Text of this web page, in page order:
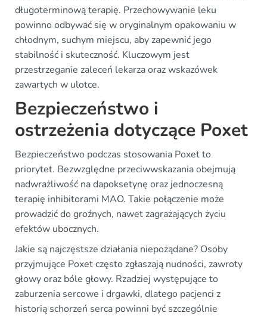
długoterminową terapię. Przechowywanie leku
powinno odbywać się w oryginalnym opakowaniu w
chłodnym, suchym miejscu, aby zapewnić jego
stabilność i skuteczność. Kluczowym jest
przestrzeganie zaleceń lekarza oraz wskazówek
zawartych w ulotce.
Bezpieczeństwo i
ostrzeżenia dotyczące Poxet
Bezpieczeństwo podczas stosowania Poxet to
priorytet. Bezwzględne przeciwwskazania obejmują
nadwrażliwość na dapoksetynę oraz jednoczesną
terapię inhibitorami MAO. Takie połączenie może
prowadzić do groźnych, nawet zagrażających życiu
efektów ubocznych.
Jakie są najczęstsze działania niepożądane? Osoby
przyjmujące Poxet często zgłaszają nudności, zawroty
głowy oraz bóle głowy. Rzadziej występujące to
zaburzenia sercowe i drgawki, dlatego pacjenci z
historią schorzeń serca powinni być szczególnie